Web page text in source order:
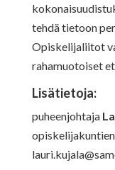
tehdä tietoon
Opiskelijaliitot
rahamuotoiset
Lisätietoja:
puheenjohtaja